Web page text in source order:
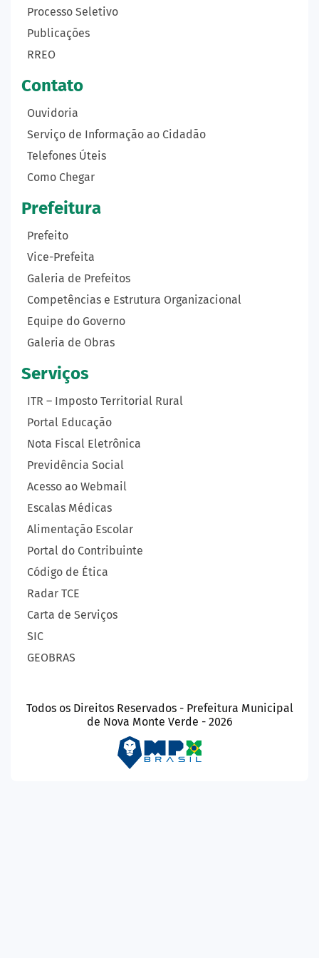
Processo Seletivo
Publicações
RREO
Contato
Ouvidoria
Serviço de Informação ao Cidadão
Telefones Úteis
Como Chegar
Prefeitura
Prefeito
Vice-Prefeita
Galeria de Prefeitos
Competências e Estrutura Organizacional
Equipe do Governo
Galeria de Obras
Serviços
ITR – Imposto Territorial Rural
Portal Educação
Nota Fiscal Eletrônica
Previdência Social
Acesso ao Webmail
Escalas Médicas
Alimentação Escolar
Portal do Contribuinte
Código de Ética
Radar TCE
Carta de Serviços
SIC
GEOBRAS
Todos os Direitos Reservados - Prefeitura Municipal
de Nova Monte Verde - 2026